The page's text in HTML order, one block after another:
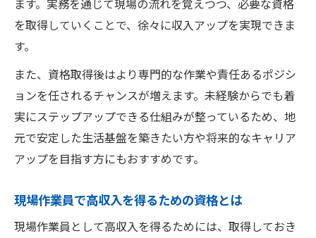
ます。実務を通じて現場の流れを覚えつつ、必要な資格
を取得していくことで、徐々に収入アップを実現できま
す。
また、資格取得後はより専門的な作業や責任あるポジシ
ョンを任されるチャンスが増えます。未経験からでも着
実にステップアップできる仕組みが整っているため、地
元で安定した生活基盤を築きたい方や将来的なキャリア
アップを目指す方にもおすすめです。
現場作業員で高収入を得るための資格とは
現場作業員として高収入を得るためには、取得しておき